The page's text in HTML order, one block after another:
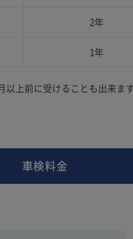
2年
1年
上前に受けることも出来ま
車検料金